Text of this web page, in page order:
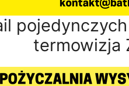
termowizja